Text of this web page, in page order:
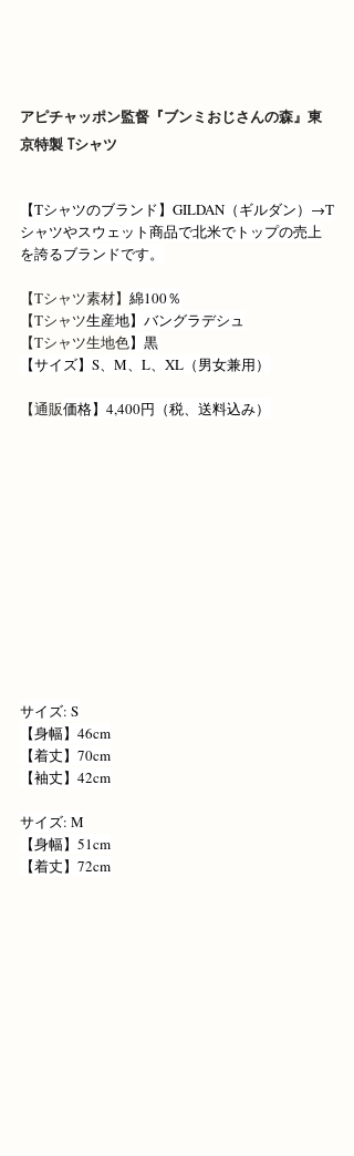
アピチャッポン監督『ブンミおじさんの森』東
京特製 Tシャツ
【Tシャツのブランド】GILDAN（ギルダン）→T
シャツやスウェット商品で北米でトップの売上
を誇るブランドです。
【Tシャツ素材】 綿100％
【Tシャツ生産地】バングラデシュ
【Tシャツ生地色】黒
【サイズ】S、M、L、XL（男女兼用）
【通販価格】4,400円（税、送料込み）
サイズ: S
【身幅】46cm
【着丈】70cm
【袖丈】42cm
サイズ: M
【身幅】51cm
【着丈】72cm